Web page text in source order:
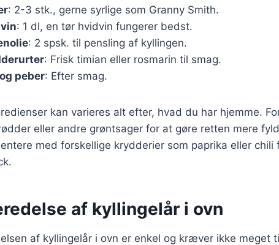
: 2-3 stk., gerne syrlige som Granny Smith.
: 1 dl, en tør hvidvin fungerer bedst.
: 2 spsk. til pensling af kyllingen.
: Frisk timian eller rosmarin til smag.
peber: Efter smag.
kan varieres alt efter, hvad du har hjemme.
eller andre grøntsager for at gøre retten mere
med forskellige krydderier som paprika eller
af kyllingelår i ovn
af kyllingelår i ovn er enkel og kræver ikke meget